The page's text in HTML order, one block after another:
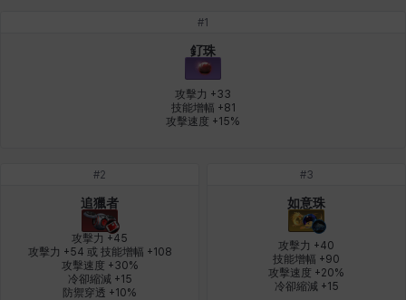
艾登 艾迪娜
莉央 菲歐拉
#1
釕珠
攻擊力 +33
技能增幅 +81
攻擊速度 +15%
#2
追獵者
攻擊力 +45
攻擊力 +54 或 技能增幅 +108
攻擊速度 +30%
冷卻縮減 +15
防禦穿透 +10%
#3
如意珠
攻擊力 +40
技能增幅 +90
攻擊速度 +20%
冷卻縮減 +15